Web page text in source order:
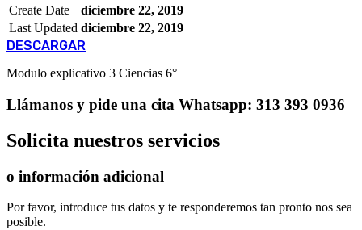
Create Date
diciembre 22, 2019
Last Updated diciembre 22, 2019
DESCARGAR
Modulo explicativo 3 Ciencias 6°
Llámanos y pide una cita Whatsapp: 313 393 0936
Solicita nuestros servicios
o información adicional
Por favor, introduce tus datos y te responderemos tan pronto nos sea
posible.